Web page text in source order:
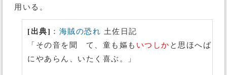
用いる。
[出典] ： 海賊の恐れ 土佐日記
「その音を聞ゝて、童も嫗も いつしか と思ほへば
にやあらん、いたく喜ぶ。」